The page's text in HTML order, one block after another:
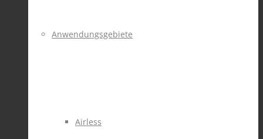
Anwendungsgebiete
Airless